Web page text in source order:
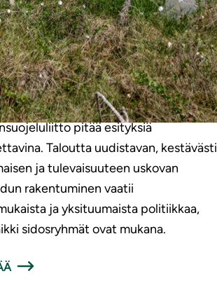
|7.4.2026
lausunto
selonteosta
pitää esityksiä
Taloutta uudistavan, kestävästi
ja tulevaisuuteen uskovan
rakentuminen vaatii
ja yksituumaista politiikkaa,
sidosryhmät ovat mukana.